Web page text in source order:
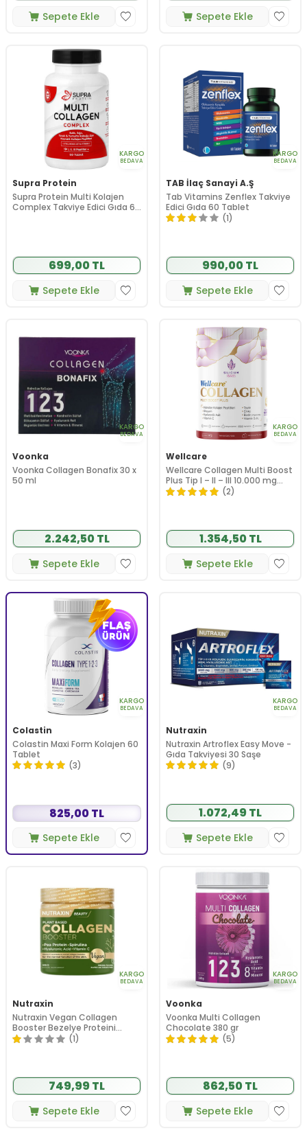
Sepete Ekle Sepete Ekle
KARGO
BEDAVA
Supra Protein
Supra Protein Multi Kolajen
Complex Takviye Edici Gıda 60
699,00 TL
Sepete Ekle
KARGO
BEDAVA
TAB İlaç Sanayi A.Ş
Tab Vitamins Zenflex Takviye
Edici Gıda 60 Tablet
(1)
990,00 TL
Sepete Ekle
KARGO
BEDAVA
Voonka
Voonka Collagen Bonafix 30 x
50 ml
2.242,50 TL
Sepete Ekle
KARGO
BEDAVA
Wellcare
Wellcare Collagen Multi Boost
Plus Tip I – II – III 10.000 mg
345 gr
(2)
1.354,50 TL
Sepete Ekle
KARGO
BEDAVA
Colastin
Colastin Maxi Form Kolajen 60
Tablet
(3)
825,00 TL
Sepete Ekle
KARGO
BEDAVA
Nutraxin
Nutraxin Artroflex Easy Move -
Gıda Takviyesi 30 Saşe
(9)
1.072,49 TL
Sepete Ekle
KARGO
BEDAVA
Nutraxin
Nutraxin Vegan Collagen
Booster Bezelye Proteini
İçeren Takviye Edici Gıda 300 g
(1)
749,99 TL
Sepete Ekle
KARGO
BEDAVA
Voonka
Voonka Multi Collagen
Chocolate 380 gr
(5)
862,50 TL
Sepete Ekle